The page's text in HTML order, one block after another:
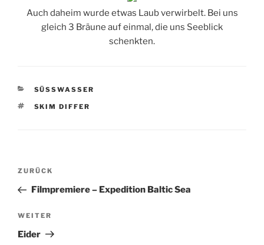
Auch daheim wurde etwas Laub verwirbelt. Bei uns
gleich 3 Bräune auf einmal, die uns Seeblick
schenkten.
KATEGORIEN
SÜSSWASSER
SCHLAGWÖRTER
SKIM DIFFER
Beitragsnavigation
Vorheriger
Beitrag
ZURÜCK
Filmpremiere – Expedition Baltic Sea
Nächster
Beitrag
WEITER
Eider